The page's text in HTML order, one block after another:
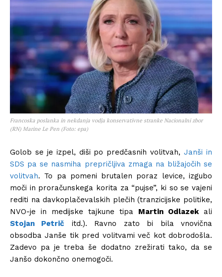
Francoska poslanka in nekdanja vodja konservativne stranke Nacionalni zbor
(RN) Marine Le Pen (Foto: epa)
Golob se je izpel, diši po predčasnih volitvah,Janši in
SDS pa se nasmiha prepričljiva zmaga na bližajočih se
volitvah. To pa pomeni brutalen poraz levice, izgubo
moči in proračunskega korita za “pujse”, ki so se vajeni
rediti na davkoplačevalskih plečih (tranzicijske politike,
NVO-je in medijske tajkune tipa Martin Odlazekali
Stojan Petrič itd.). Ravno zato bi bila vnovična
obsodba Janše tik pred volitvami več kot dobrodošla.
Zadevo pa je treba še dodatno zrežirati tako, da se
Janšo dokončno onemogoči.